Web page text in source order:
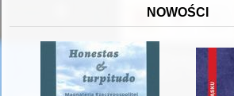
NOWOŚCI